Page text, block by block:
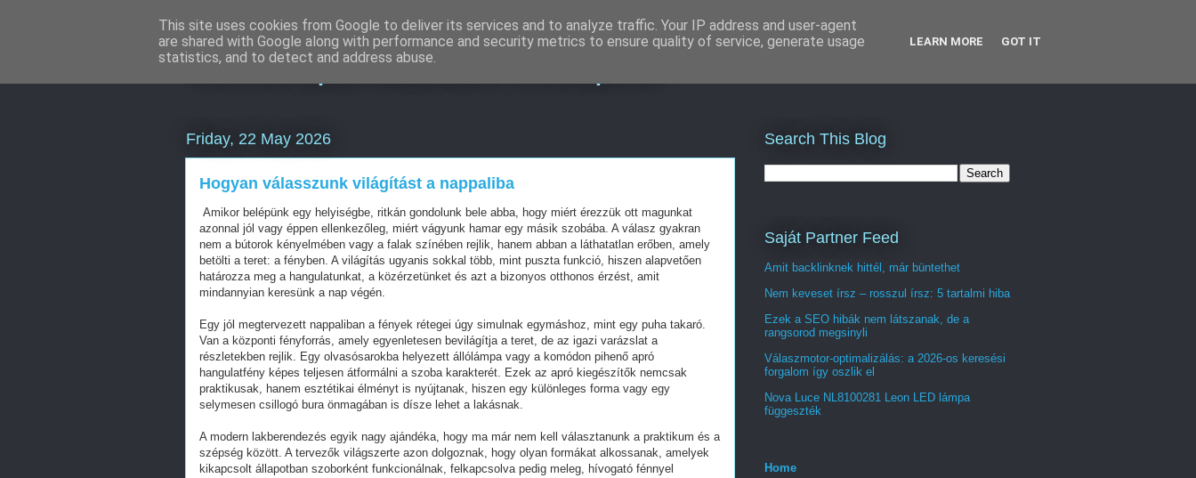
Keresőoptimalizálás Budapest
Friday, 22 May 2026
Hogyan válasszunk világítást a nappaliba
Amikor belépünk egy helyiségbe, ritkán gondolunk bele abba, hogy miért érezzük ott magunkat
azonnal jól vagy éppen ellenkezőleg, miért vágyunk hamar egy másik szobába. A válasz gyakran
nem a bútorok kényelmében vagy a falak színében rejlik, hanem abban a láthatatlan erőben, amely
betölti a teret: a fényben. A világítás ugyanis sokkal több, mint puszta funkció, hiszen alapvetően
határozza meg a hangulatunkat, a közérzetünket és azt a bizonyos otthonos érzést, amit
mindannyian keresünk a nap végén.
Egy jól megtervezett nappaliban a fények rétegei úgy simulnak egymáshoz, mint egy puha takaró.
Van a központi fényforrás, amely egyenletesen bevilágítja a teret, de az igazi varázslat a
részletekben rejlik. Egy olvasósarokba helyezett állólámpa vagy a komódon pihenő apró
hangulatfény képes teljesen átformálni a szoba karakterét. Ezek az apró kiegészítők nemcsak
praktikusak, hanem esztétikai élményt is nyújtanak, hiszen egy különleges forma vagy egy
selymesen csillogó bura önmagában is dísze lehet a lakásnak.
A modern lakberendezés egyik nagy ajándéka, hogy ma már nem kell választanunk a praktikum és a
szépség között. A tervezők világszerte azon dolgoznak, hogy olyan formákat alkossanak, amelyek
kikapcsolt állapotban szoborként funkcionálnak, felkapcsolva pedig meleg, hívogató fénnyel
Search This Blog
Saját Partner Feed
Amit backlinknek hittél, már büntethet
Nem keveset írsz – rosszul írsz: 5 tartalmi hiba
Ezek a SEO hibák nem látszanak, de a
rangsorod megsinyli
Válaszmotor-optimalizálás: a 2026-os keresési
forgalom így oszlik el
Nova Luce NL8100281 Leon LED lámpa
függeszték
Home
This site uses cookies from Google to deliver its services and to analyze traffic. Your IP address and user-agent
are shared with Google along with performance and security metrics to ensure quality of service, generate usage
statistics, and to detect and address abuse.
LEARN MORE GOT IT